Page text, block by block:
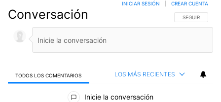
Conversación SIGA ESTA
SEGUIR
INICIAR SESIÓN CREAR CUENTA
TODOS LOS COMENTARIOS LOS MÁS RECIENTES
Todos los comentarios
Inicie la conversación